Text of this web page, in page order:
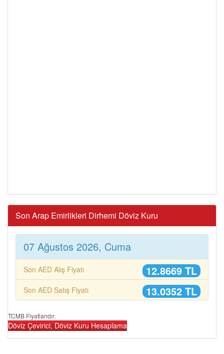
Son Arap Emirlikleri Dirhemi Döviz Kuru
07 Ağustos 2026, Cuma
Son AED Alış Fiyatı 12.8669 TL
Son AED Satış Fiyatı 13.0352 TL
TCMB Fiyatlarıdır.
Döviz Çevirici, Döviz Kuru Hesaplama